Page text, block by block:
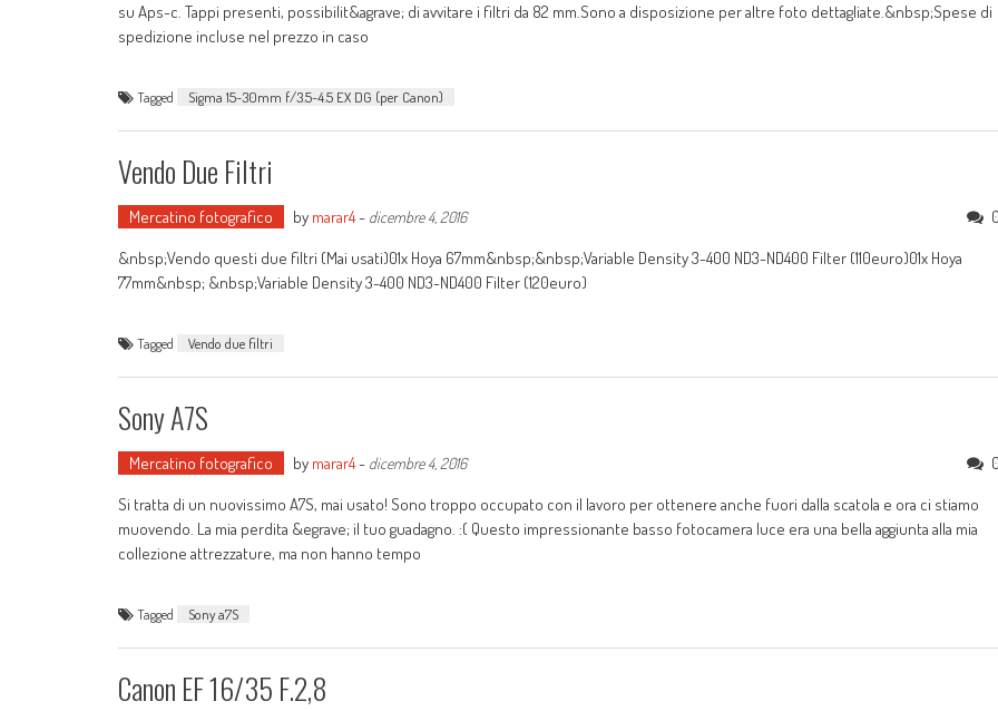
su Aps-c. Tappi presenti, possibilit&agrave; di avvitare i filtri da 82 mm.Sono a disposizione per altre foto dettagliate.&nbsp;Spese di
spedizione incluse nel prezzo in caso
Tagged Sigma 15-30mm f/3.5-4.5 EX DG (per Canon)
Vendo Due Filtri
Mercatino fotografico by marar4- dicembre 4, 2016
0
&nbsp;Vendo questi due filtri (Mai usati)01x Hoya 67mm&nbsp;&nbsp;Variable Density 3-400 ND3-ND400 Filter (110euro)01x Hoya
77mm&nbsp; &nbsp;Variable Density 3-400 ND3-ND400 Filter (120euro)
Tagged Vendo due filtri
Sony A7S
Mercatino fotografico by marar4- dicembre 4, 2016
0
Si tratta di un nuovissimo A7S, mai usato! Sono troppo occupato con il lavoro per ottenere anche fuori dalla scatola e ora ci stiamo
muovendo. La mia perdita &egrave; il tuo guadagno. :( Questo impressionante basso fotocamera luce era una bella aggiunta alla mia
collezione attrezzature, ma non hanno tempo
Tagged Sony a7S
Canon EF 16/35 F.2,8